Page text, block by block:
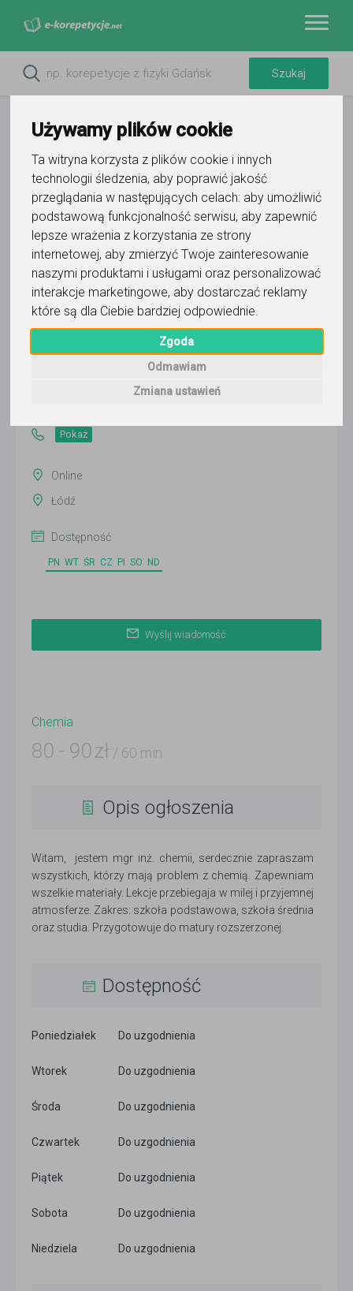
Używamy plików cookie
Ta witryna korzysta z plików cookie i innych
technologii śledzenia, aby poprawić jakość
przeglądania w następujących celach: aby umożliwić
podstawową funkcjonalność serwisu, aby zapewnić
lepsze wrażenia z korzystania ze strony
internetowej, aby zmierzyć Twoje zainteresowanie
naszymi produktami i usługami oraz personalizować
interakcje marketingowe, aby dostarczać reklamy
które są dla Ciebie bardziej odpowiednie.
Zgoda
Odmawiam
Zmiana ustawień
Do ulubionych
Oznacz wystąpienie kontaktu
Daria Justyna
Wyślij wiadomość
Pokaż
Online
Łódź
Dostępność
PN WT ŚR CZ PI SO ND
Wyślij wiadomość
Chemia
80 - 90 zł / 60 min
Opis ogłoszenia
Witam, jestem mgr inż. chemii, serdecznie zapraszam
wszystkich, którzy mają problem z chemią. Zapewniam
wszelkie materiały. Lekcje przebiegaja w milej i przyjemnej
atmosferze. Zakres: szkoła podstawowa, szkoła średnia
oraz studia. Przygotowuje do matury rozszerzonej.
Dostępność
Poniedziałek Do uzgodnienia
Wtorek Do uzgodnienia
Środa Do uzgodnienia
Czwartek Do uzgodnienia
Piątek Do uzgodnienia
Sobota Do uzgodnienia
Niedziela Do uzgodnienia